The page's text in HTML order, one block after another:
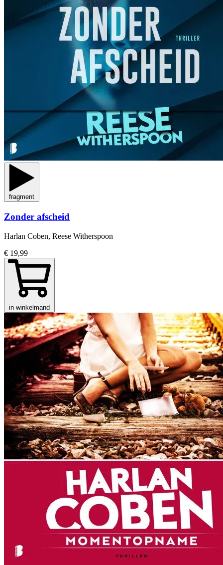
fragment
Zonder afscheid
Harlan Coben, Reese Witherspoon
€ 19,99
in winkelmand